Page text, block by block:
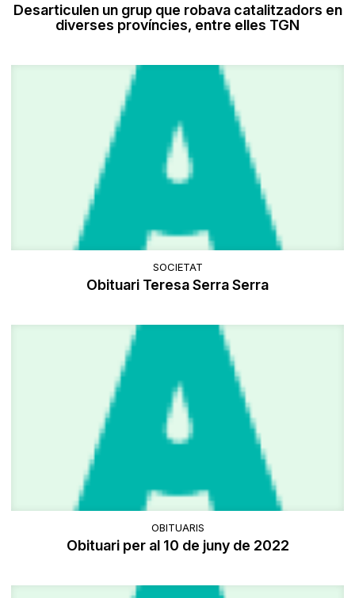
Desarticulen un grup que robava catalitzadors en
diverses províncies, entre elles TGN
SOCIETAT
Obituari Teresa Serra Serra
OBITUARIS
Obituari per al 10 de juny de 2022